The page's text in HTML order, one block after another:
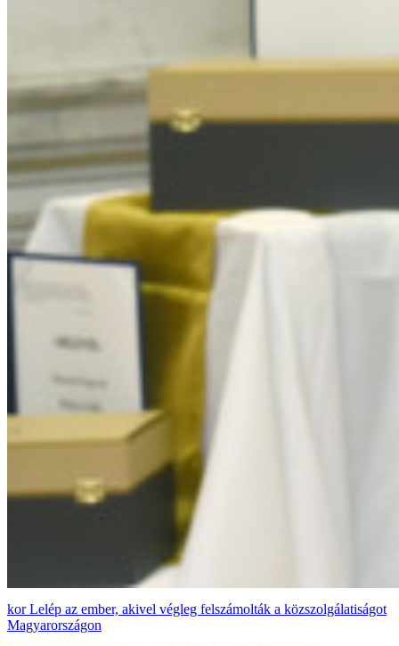
Lelép az ember, akivel végleg felszámolták a közszolgálatiságot
Magyarországon